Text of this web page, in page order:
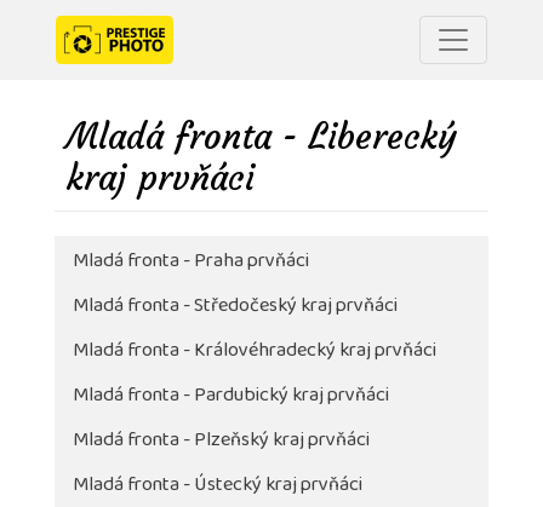
Mladá fronta - Liberecký
kraj prvňáci
Mladá fronta - Praha prvňáci
Mladá fronta - Středočeský kraj prvňáci
Mladá fronta - Královéhradecký kraj prvňáci
Mladá fronta - Pardubický kraj prvňáci
Mladá fronta - Plzeňský kraj prvňáci
Mladá fronta - Ústecký kraj prvňáci